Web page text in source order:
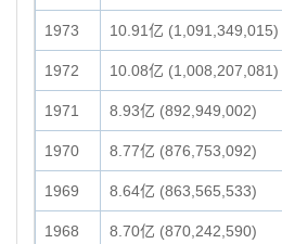
1973 10.91亿 (1,091,349,015)
1972 10.08亿 (1,008,207,081)
1971 8.93亿 (892,949,002)
1970 8.77亿 (876,753,092)
1969 8.64亿 (863,565,533)
1968 8.70亿 (870,242,590)